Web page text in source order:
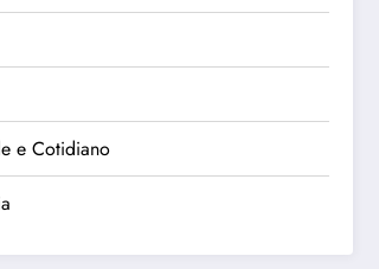
e Cotidiano